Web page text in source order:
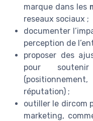
marque dans les
reseaux sociaux ;
documenter
perception de
proposer des
pour
réputation) ;
outiller le dircom
marketing,